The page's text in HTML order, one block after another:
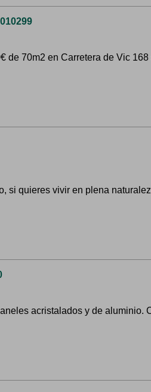
de 70m2 en Carretera de Vic 168
si quieres vivir en plena
acristalados y de aluminio.